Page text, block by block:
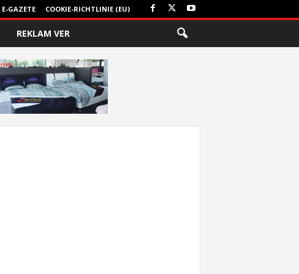
E-GAZETE COOKIE-RICHTLINIE (EU)
REKLAM VER